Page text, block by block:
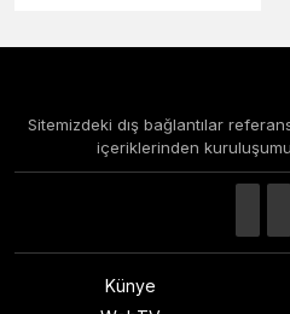
Sitemizdeki dış bağlantılar
içeriklerinden
Künye